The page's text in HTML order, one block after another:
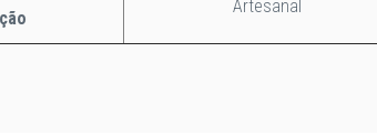
Artesanal